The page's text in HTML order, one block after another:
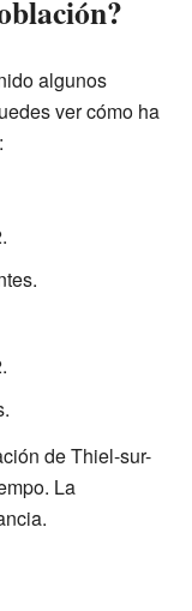
algunos
ver cómo ha
de Thiel-sur-
La